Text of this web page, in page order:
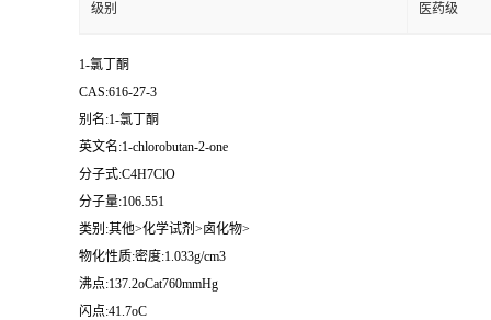
级别 医药级
1-氯丁酮
CAS:616-27-3
别名:1-氯丁酮
英文名:1-chlorobutan-2-one
分子式:C4H7ClO
分子量:106.551
类别:其他>化学试剂>卤化物>
物化性质:密度:1.033g/cm3
沸点:137.2oCat760mmHg
闪点:41.7oC